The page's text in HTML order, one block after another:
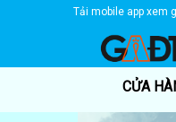
Tải mobile app xem
CỬA